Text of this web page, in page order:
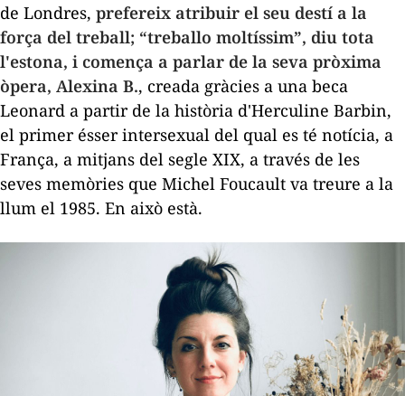
de Londres, prefereix atribuir el seu destí a la
força del treball; “treballo moltíssim”, diu tota
l'estona, i comença a parlar de la seva pròxima
òpera, Alexina B., creada gràcies a una beca
Leonard a partir de la història d'Herculine Barbin,
el primer ésser intersexual del qual es té notícia, a
França, a mitjans del segle XIX, a través de les
seves memòries que Michel Foucault va treure a la
llum el 1985. En això està.